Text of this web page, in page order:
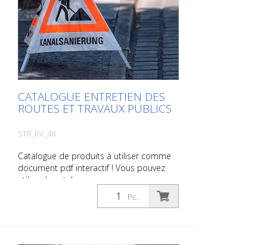
également nous envoyer une demande
sans engagement. Vous pouvez
également commander cette information
produit sous forme d'ouvrage imprimé.
Nous vous facturerons toutefois les frais
de production, de manutention et
d'expédition.
CATALOGUE ENTRETIEN DES
ROUTES ET TRAVAUX PUBLICS
STR_RV_48
Catalogue de produits à utiliser comme
document pdf interactif ! Vous pouvez
utiliser le catalogue sous
Téléchargements dans la langue de votre
choix. Si vous avez également besoin du
Pc.